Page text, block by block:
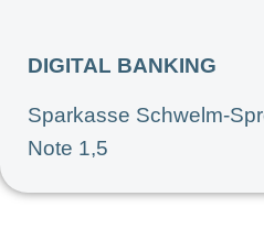
DIGITAL BANKING
Sparkasse Schwelm-
Note 1,5